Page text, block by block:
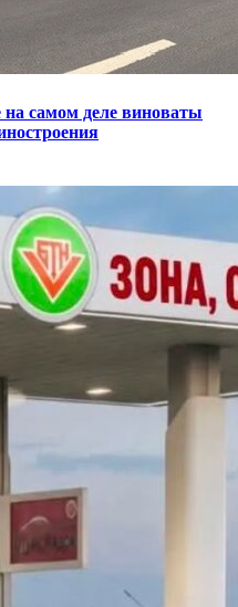
самом деле виноваты